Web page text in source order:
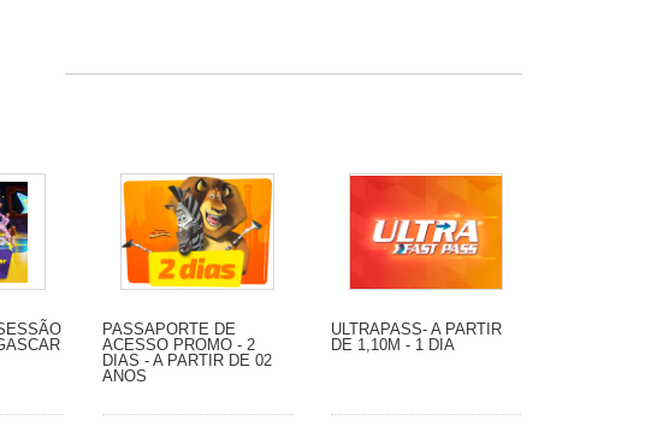
PASSAPORTE DE
ACESSO PROMO - 2
DIAS - A PARTIR DE 02
ANOS
ULTRAPASS- A PARTIR
DE 1,10M - 1 DIA